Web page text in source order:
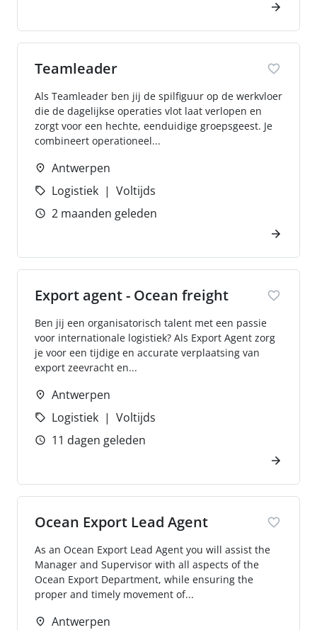
Teamleader
Als Teamleader ben jij de spilfiguur op de werkvloer
die de dagelijkse operaties vlot laat verlopen en
zorgt voor een hechte, eenduidige groepsgeest. Je
combineert operationeel...
Antwerpen
Logistiek
Voltijds
2 maanden geleden
Export agent - Ocean freight
Ben jij een organisatorisch talent met een passie
voor internationale logistiek? Als Export Agent zorg
je voor een tijdige en accurate verplaatsing van
export zeevracht en...
Antwerpen
Logistiek
Voltijds
11 dagen geleden
Ocean Export Lead Agent
As an Ocean Export Lead Agent you will assist the
Manager and Supervisor with all aspects of the
Ocean Export Department, while ensuring the
proper and timely movement of...
Antwerpen